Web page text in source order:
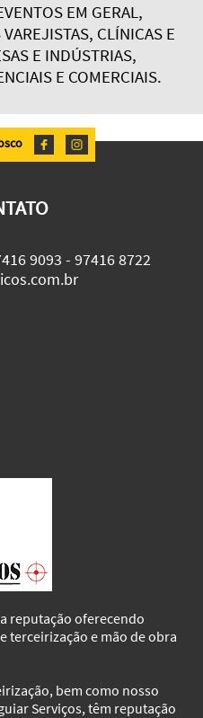
EM GERAL,
CLÍNICAS E
E INDÚSTRIAS,
E COMERCIAIS.
9093 - 97416 8722
reputação oferecendo
terceirização e mão de obra
bem como nosso
Serviços, têm reputação